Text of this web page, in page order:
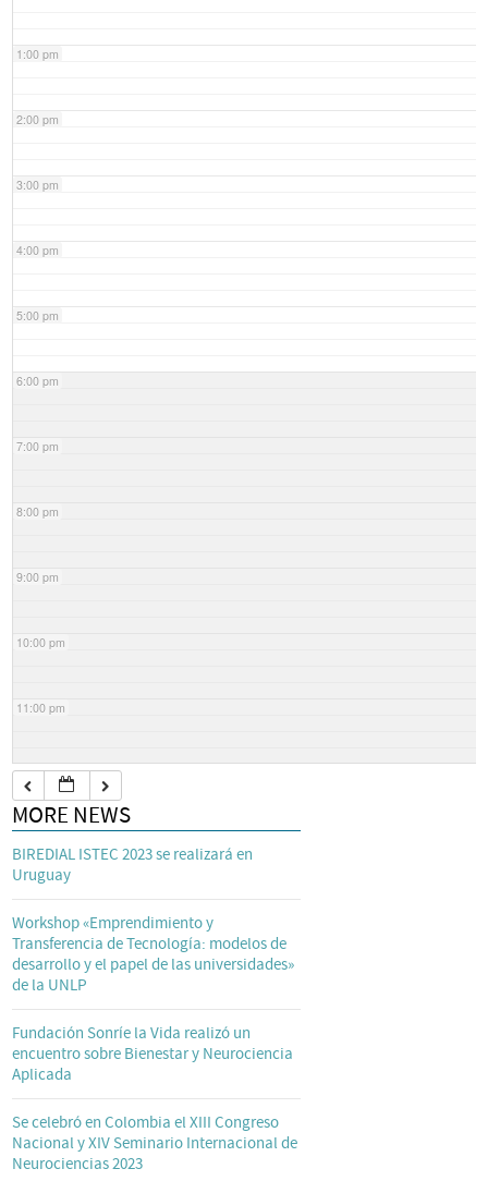
1:00 pm
2:00 pm
3:00 pm
4:00 pm
5:00 pm
6:00 pm
7:00 pm
8:00 pm
9:00 pm
10:00 pm
11:00 pm
MORE NEWS
BIREDIAL ISTEC 2023 se realizará en
Uruguay
Workshop «Emprendimiento y
Transferencia de Tecnología: modelos de
desarrollo y el papel de las universidades»
de la UNLP
Fundación Sonríe la Vida realizó un
encuentro sobre Bienestar y Neurociencia
Aplicada
Se celebró en Colombia el XIII Congreso
Nacional y XIV Seminario Internacional de
Neurociencias 2023